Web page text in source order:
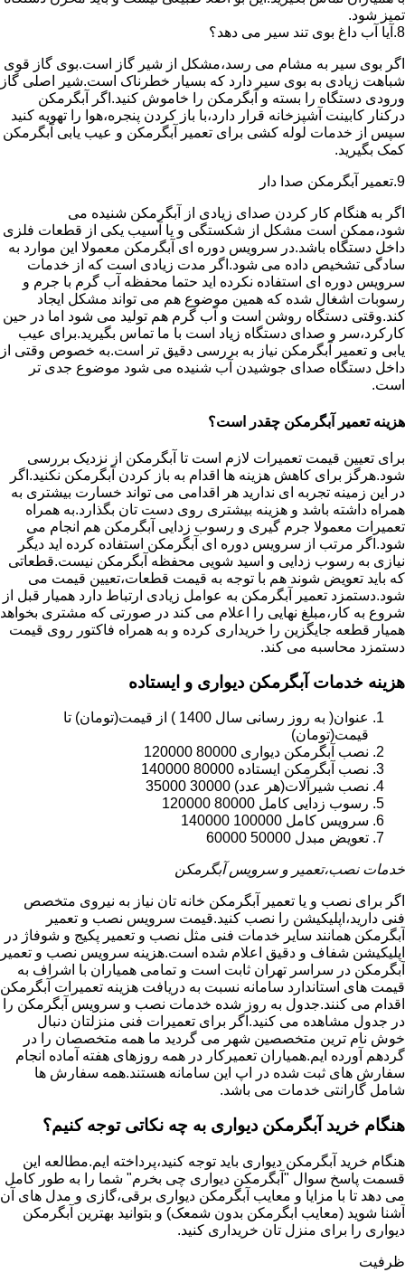
تمیز شود.
8.آیا آب داغ بوی تند سیر می دهد؟
اگر بوی سیر به مشام می رسد،مشکل از شیر گاز است.بوی گاز قوی
شباهت زیادی به بوی سیر دارد که بسیار خطرناک است.شیر اصلی گاز
ورودی دستگاه را بسته و آبگرمکن را خاموش کنید.اگر آبگرمکن
درکنار کابینت آشپزخانه قرار دارد،با باز کردن پنجره،هوا را تهویه کنید
سپس از خدمات لوله کشی برای تعمیر آبگرمکن و عیب یابی آبگرمکن
کمک بگیرید.
9.تعمیر آبگرمکن صدا دار
اگر به هنگام کار کردن صدای زیادی از آبگرمکن شنیده می
شود،ممکن است مشکل از شکستگی و یا آسیب یکی از قطعات فلزی
داخل دستگاه باشد.در سرویس دوره ای آبگرمکن معمولا این موارد به
سادگی تشخیص داده می شود.اگر مدت زیادی است که از خدمات
سرویس دوره ای استفاده نکرده اید حتما محفظه آب گرم با جرم و
رسوبات اشغال شده که همین موضوع هم می تواند مشکل ایجاد
کند.وقتی دستگاه روشن است و آب گرم هم تولید می شود اما در حین
کارکرد،سر و صدای دستگاه زیاد است با ما تماس بگیرید.برای عیب
یابی و تعمیر آبگرمکن نیاز به بررسی دقیق تر است.به خصوص وقتی از
داخل دستگاه صدای جوشیدن آب شنیده می شود موضوع جدی تر
است.
هزینه تعمیر آبگرمکن چقدر است؟
برای تعیین قیمت تعمیرات لازم است تا آبگرمکن از نزدیک بررسی
شود.هرگز برای کاهش هزینه ها اقدام به باز کردن آبگرمکن نکنید.اگر
در این زمینه تجربه ای ندارید هر اقدامی می تواند خسارت بیشتری به
همراه داشته باشد و هزینه بیشتری روی دست تان بگذارد.به همراه
تعمیرات معمولا جرم گیری و رسوب زدایی آبگرمکن هم انجام می
شود.اگر مرتب از سرویس دوره ای آبگرمکن استفاده کرده اید دیگر
نیازی به رسوب زدایی و اسید شویی محفظه آبگرمکن نیست.قطعاتی
که باید تعویض شوند هم با توجه به قیمت قطعات،تعیین قیمت می
شود.دستمزد تعمیر آبگرمکن به عوامل زیادی ارتباط دارد همیار قبل از
شروع به کار،مبلغ نهایی را اعلام می کند در صورتی که مشتری بخواهد
همیار قطعه جایگزین را خریداری کرده و به همراه فاکتور روی قیمت
دستمزد محاسبه می کند.
هزینه خدمات آبگرمکن دیواری و ایستاده
عنوان( به روز رسانی سال 1400 ) از قیمت(تومان) تا
قیمت(تومان)
نصب آبگرمکن دیواری 80000 120000
نصب آبگرمکن ایستاده 80000 140000
نصب شیرآلات(هر عدد) 30000 35000
رسوب زدایی کامل 80000 120000
سرویس کامل 100000 140000
تعویض مبدل 50000 60000
خدمات نصب،تعمیر و سرویس آبگرمکن
اگر برای نصب و یا تعمیر آبگرمکن خانه تان نیاز به نیروی متخصص
فنی دارید،اپلیکیشن را نصب کنید.قیمت سرویس نصب و تعمیر
آبگرمکن همانند سایر خدمات فنی مثل نصب و تعمیر پکیج و شوفاژ در
اپلیکیشن شفاف و دقیق اعلام شده است.هزینه سرویس نصب و تعمیر
آبگرمکن در سراسر تهران ثابت است و تمامی همیاران با اشراف به
قیمت های استاندارد سامانه نسبت به دریافت هزینه تعمیرات آبگرمکن
اقدام می کنند.جدول به روز شده خدمات نصب و سرویس آبگرمکن را
در جدول مشاهده می کنید.اگر برای تعمیرات فنی منزلتان دنبال
خوش نام ترین متخصصین شهر می گردید ما همه متخصصان را در
گردهم آورده ایم.همیاران تعمیرکار در همه روزهای هفته آماده انجام
سفارش های ثبت شده در اپ این سامانه هستند.همه سفارش ها
شامل گارانتی خدمات می باشد.
هنگام خرید آبگرمکن دیواری به چه نکاتی توجه کنیم؟
هنگام خرید آبگرمکن دیواری باید توجه کنید،پرداخته ایم.مطالعه این
قسمت پاسخ سوال "آبگرمکن دیواری چی بخرم" شما را به طور کامل
می دهد تا با مزایا و معایب آبگرمکن دیواری برقی،گازی و مدل های آن
آشنا شوید (معایب ابگرمکن بدون شمعک) و بتوانید بهترین آبگرمکن
دیواری را برای منزل تان خریداری کنید.
ظرفیت